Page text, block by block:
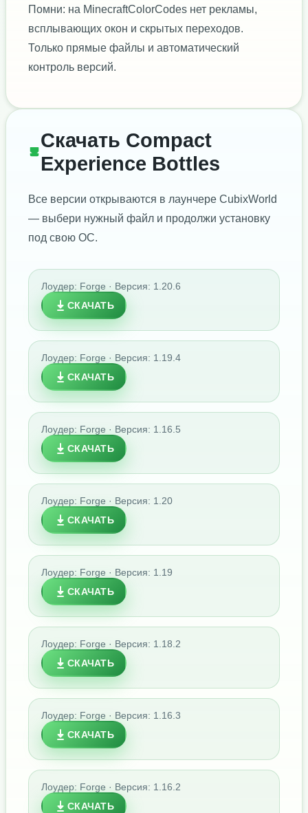
Помни: на MinecraftColorCodes нет рекламы,
всплывающих окон и скрытых переходов.
Только прямые файлы и автоматический
контроль версий.
Скачать Compact
Experience Bottles
Все версии открываются в лаунчере CubixWorld
— выбери нужный файл и продолжи установку
под свою ОС.
Лоудер: Forge · Версия: 1.20.6
СКАЧАТЬ
Лоудер: Forge · Версия: 1.19.4
СКАЧАТЬ
Лоудер: Forge · Версия: 1.16.5
СКАЧАТЬ
Лоудер: Forge · Версия: 1.20
СКАЧАТЬ
Лоудер: Forge · Версия: 1.19
СКАЧАТЬ
Лоудер: Forge · Версия: 1.18.2
СКАЧАТЬ
Лоудер: Forge · Версия: 1.16.3
СКАЧАТЬ
Лоудер: Forge · Версия: 1.16.2
СКАЧАТЬ